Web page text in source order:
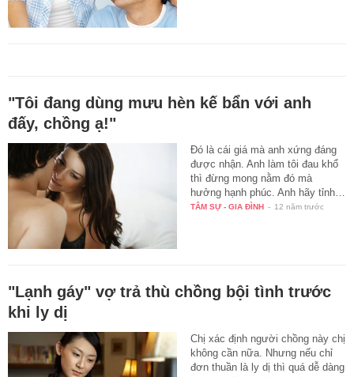
"Tôi đang dùng mưu hèn kế bẩn với anh
đấy, chồng ạ!"
Đó là cái giá mà anh xứng đáng
được nhận. Anh làm tôi đau khổ
thì đừng mong nằm đó mà
hưởng hạnh phúc. Anh hãy tỉnh…
TÂM SỰ - GIA ĐÌNH - 12 năm trước
"Lạnh gáy" vợ trả thù chồng bội tình trước
khi ly dị
Chị xác định người chồng này chị
không cần nữa. Nhưng nếu chỉ
đơn thuần là ly dị thì quá dễ dàng